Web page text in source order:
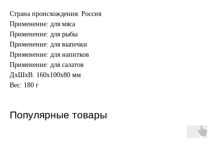
Страна происхождения: Россия
Применение: для мяса
Применение: для рыбы
Применение: для выпечки
Применение: для напитков
Применение: для салатов
ДxШxВ: 160x100x80 мм
Вес: 180 г
Популярные товары